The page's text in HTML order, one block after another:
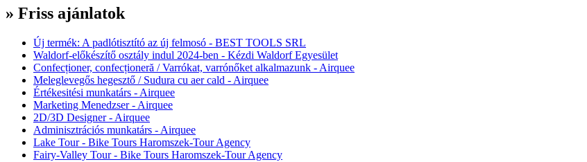
» Friss ajánlatok
Új termék: A padlótisztító az új felmosó - BEST TOOLS SRL
Waldorf-előkészítő osztály indul 2024-ben - Kézdi Waldorf Egyesület
Confecționer, confecționeră / Varrókat, varrónőket alkalmazunk - Airquee
Meleglevegős hegesztő / Sudura cu aer cald - Airquee
Értékesitési munkatárs - Airquee
Marketing Menedzser - Airquee
2D/3D Designer - Airquee
Adminisztrációs munkatárs - Airquee
Lake Tour - Bike Tours Haromszek-Tour Agency
Fairy-Valley Tour - Bike Tours Haromszek-Tour Agency